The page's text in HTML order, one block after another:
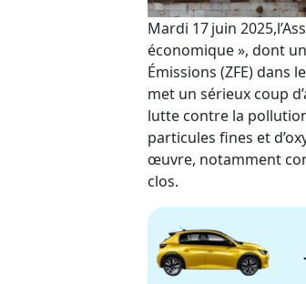
Mardi 17 juin
économique », dont
Émissions (ZFE) dans
met un sérieux coup
lutte contre la pollution
particules fines et
œuvre, notamment
clos.